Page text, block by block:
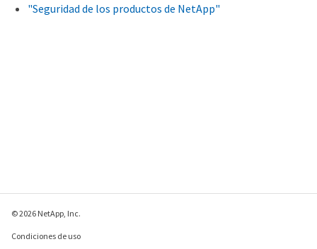
"Seguridad de los productos de NetApp"
© 2026 NetApp, Inc.
Condiciones de uso